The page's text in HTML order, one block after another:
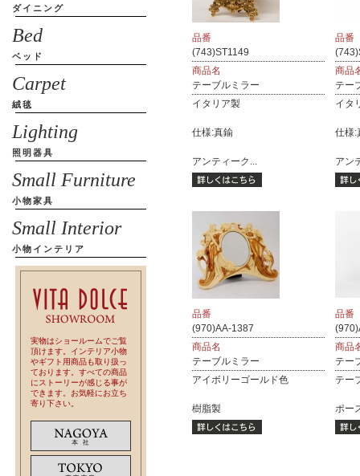
品番
(743)ST1149
商品名
テーブルミラー
イタリア製
仕様:真鍮
アンティーク...
品番
商品
テー
イタ
仕様:
アン
品番
(970)AA-1387
商品名
テーブルミラー
アイボリーゴールド色
樹脂製
品番
商品
テー
テー
ポー
ダイニング
Bed
ベッド
Carpet
絨毯
Lighting
照明器具
Small Furniture
小物家具
Small Interior
小物インテリア
実物はショールームでご覧
頂けます。インテリア小物
やギフト用商品も取り扱っ
ております。すべての商品
にストーリーが感じる事が
できます。お気軽にお立ち
寄り下さい。